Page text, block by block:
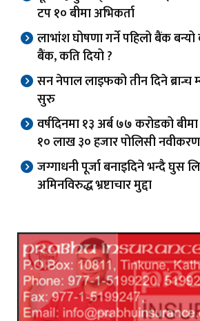
टप १० बीमा अभिकर्ता
लाभांश घोषणा गर्ने पहिलो बैंक
बैंक, कति दियो ?
सन नेपाल लाइफको तीन दिने ब्रान्च
सुरु
वर्षदिनमा १३ अर्ब ७७ करोडको
१० लाख ३० हजार पोलिसी
जग्गाधनी पूर्जा बनाइदिने भन्दै घुस
अमिनविरुद्ध भ्रष्टाचार मुद्दा